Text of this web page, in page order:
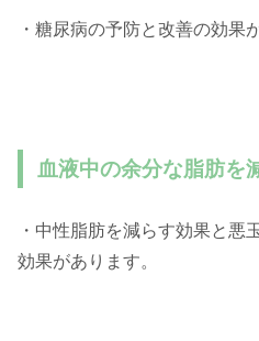
・糖尿病の予防と改善の効果
血液中の余分な脂肪を
・中性脂肪を減らす効果と悪
効果があります。